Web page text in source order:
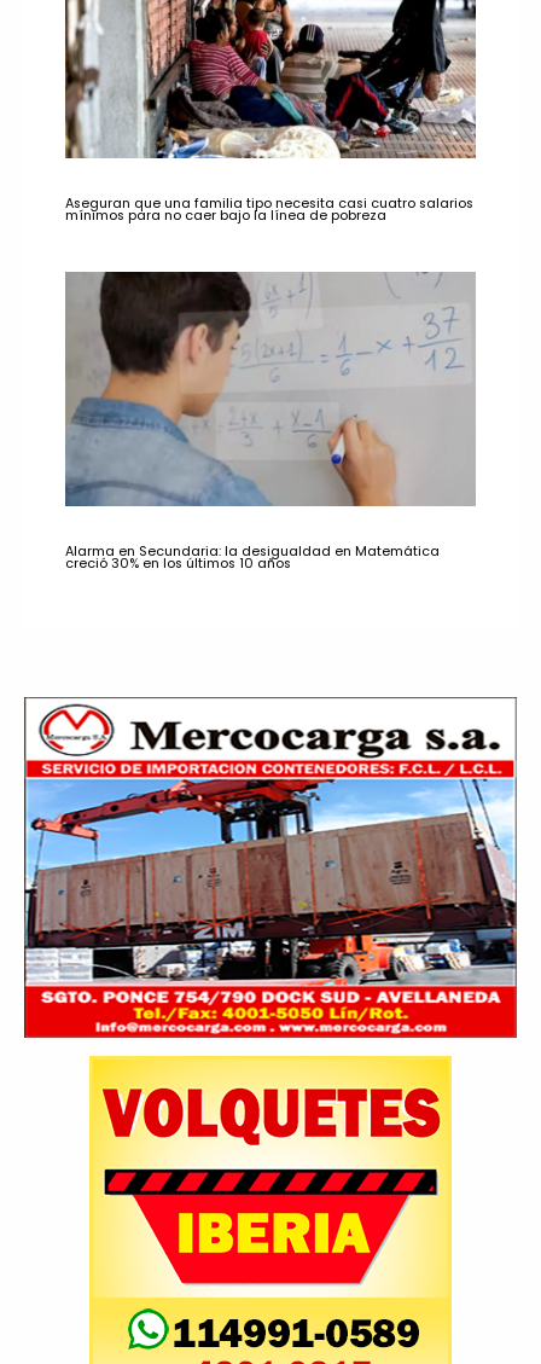
Aseguran que una familia tipo necesita casi cuatro salarios
mínimos para no caer bajo la línea de pobreza
Alarma en Secundaria: la desigualdad en Matemática
creció 30% en los últimos 10 años